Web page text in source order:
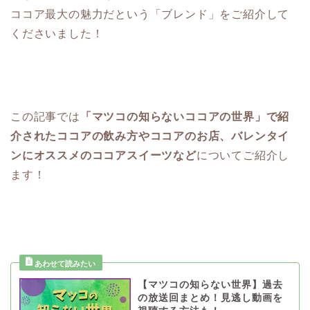
ココア最大の魅力だという「ブレンド」をご紹介して
くださいました！
この記事では
「マツコの知らないココアの世界」で紹
介されたココアの飲み方やココアのお店、バレンタイ
ンにオススメのココアスイーツなどについてご紹介し
ます！
【マツコの知らない世界】過去
の放送回まとめ！見逃し動画を